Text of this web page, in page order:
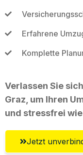
Erfahrene
Komplette
Verlassen Sie
Graz, um Ihren
und stressfrei
Jetzt